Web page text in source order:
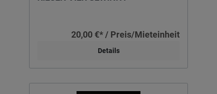
20,00 €* / Preis/Mieteinheit
Details